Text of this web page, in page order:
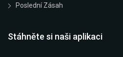
Poslední Zásah
Stáhněte si naši aplikaci